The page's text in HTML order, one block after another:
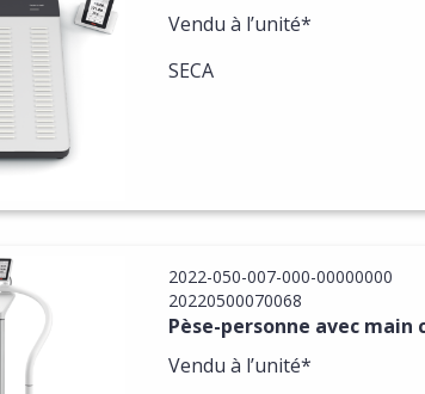
Vendu à l’unité*
SECA
2022-050-007-000-00000000
20220500070068
Pèse-personne avec main
Vendu à l’unité*